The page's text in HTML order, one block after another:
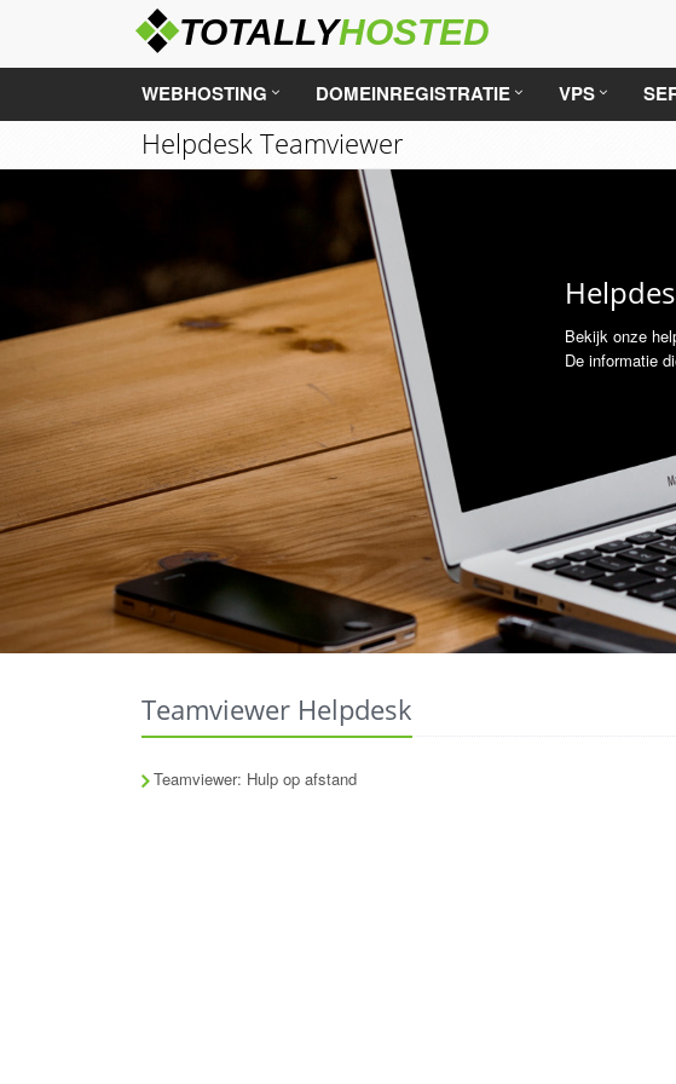
WEBHOSTING DOMEINREGISTRATIE VPS
Helpdesk Teamviewer
Bekijk onze
De informatie
Teamviewer Helpdesk
Teamviewer: Hulp op afstand